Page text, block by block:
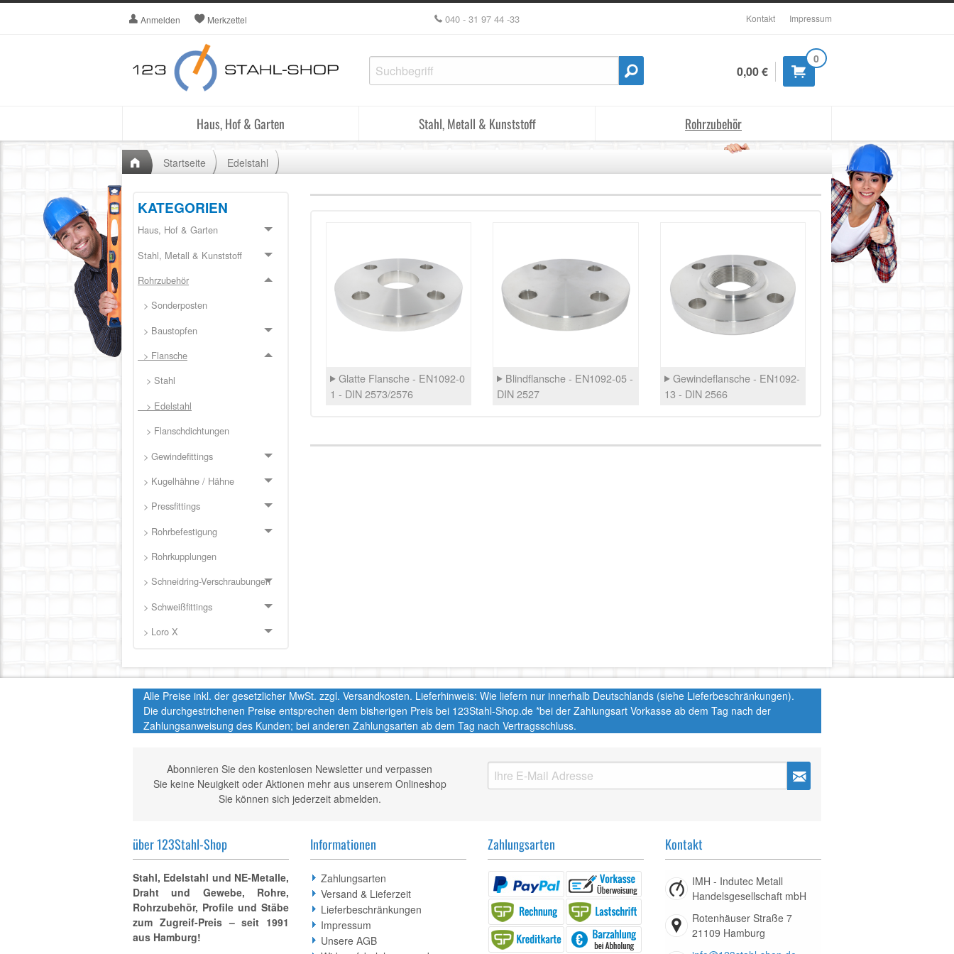
Anmelden Merkzettel 040 - 31 97 44 -33 Kontakt Impressum
0
0,00 €
Haus, Hof & Garten Stahl, Metall & Kunststoff Rohrzubehör
Startseite Edelstahl
KATEGORIEN
Haus, Hof & Garten
Stahl, Metall & Kunststoff
Rohrzubehör
> Sonderposten
> Baustopfen
> Flansche
> Stahl
> Edelstahl
> Flanschdichtungen
> Gewindefittings
> Kugelhähne / Hähne
> Pressfittings
> Rohrbefestigung
> Rohrkupplungen
> Schneidring-Verschraubungen
> Schweißfittings
> Loro X
Glatte Flansche - EN1092-0
1 - DIN 2573/2576
Blindflansche - EN1092-05 -
DIN 2527
Gewindeflansche - EN1092-
13 - DIN 2566
Alle Preise inkl. der gesetzlicher MwSt. zzgl. Versandkosten. Lieferhinweis: Wie liefern nur innerhalb Deutschlands (siehe Lieferbeschränkungen).
Die durchgestrichenen Preise entsprechen dem bisherigen Preis bei 123Stahl-Shop.de *bei der Zahlungsart Vorkasse ab dem Tag nach der
Zahlungsanweisung des Kunden; bei anderen Zahlungsarten ab dem Tag nach Vertragsschluss.
Abonnieren Sie den kostenlosen Newsletter und verpassen
Sie keine Neuigkeit oder Aktionen mehr aus unserem Onlineshop
Sie können sich jederzeit abmelden.
über 123Stahl-Shop
Stahl, Edelstahl und NE-Metalle,
Draht und Gewebe, Rohre,
Rohrzubehör, Profile und Stäbe
zum Zugreif-Preis – seit 1991
aus Hamburg!
Informationen
Zahlungsarten
Versand & Lieferzeit
Lieferbeschränkungen
Impressum
Unsere AGB
Zahlungsarten Kontakt
IMH - Indutec Metall
Handelsgesellschaft mbH
Rotenhäuser Straße 7
21109 Hamburg